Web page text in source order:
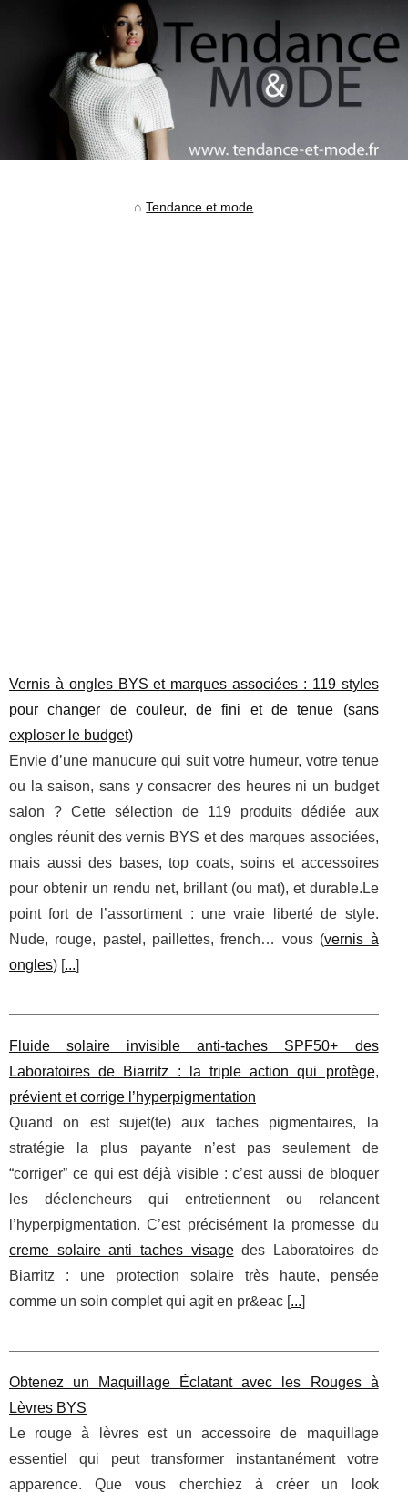
Tendance et mode
Vernis à ongles BYS et marques associées : 119 styles
pour changer de couleur, de fini et de tenue (sans
exploser le budget)
Envie d’une manucure qui suit votre humeur, votre tenue
ou la saison, sans y consacrer des heures ni un budget
salon ? Cette sélection de 119 produits dédiée aux
ongles réunit des vernis BYS et des marques associées,
mais aussi des bases, top coats, soins et accessoires
pour obtenir un rendu net, brillant (ou mat), et durable.Le
point fort de l’assortiment : une vraie liberté de style.
Nude, rouge, pastel, paillettes, french… vous (vernis à
ongles) [...]
Fluide solaire invisible anti‑taches SPF50+ des
Laboratoires de Biarritz : la triple action qui protège,
prévient et corrige l’hyperpigmentation
Quand on est sujet(te) aux taches pigmentaires, la
stratégie la plus payante n’est pas seulement de
“corriger” ce qui est déjà visible : c’est aussi de bloquer
les déclencheurs qui entretiennent ou relancent
l’hyperpigmentation. C’est précisément la promesse du
creme solaire anti taches visagedes Laboratoires de
Biarritz : une protection solaire très haute, pensée
comme un soin complet qui agit en pr&eac [...]
Obtenez un Maquillage Éclatant avec les Rouges à
Lèvres BYS
Le rouge à lèvres est un accessoire de maquillage
essentiel qui peut transformer instantanément votre
apparence. Que vous cherchiez à créer un look